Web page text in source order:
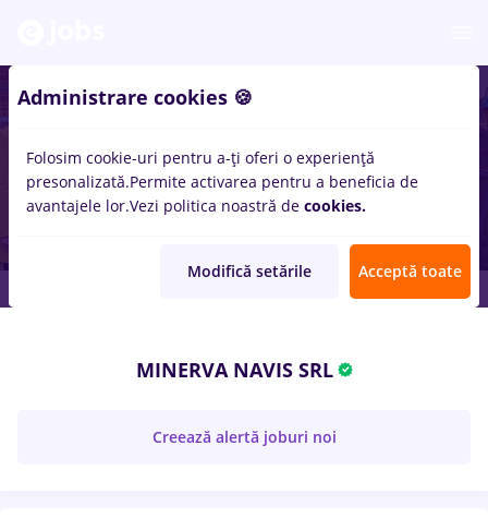
MINERVA NAVIS SRL
Creează alertă joburi noi
Administrare cookies 🍪
Folosim cookie-uri pentru a-ți oferi o experiență
presonalizată.Permite activarea pentru a beneficia de
avantajele lor.Vezi politica noastră de cookies.
Modifică setările Acceptă toate